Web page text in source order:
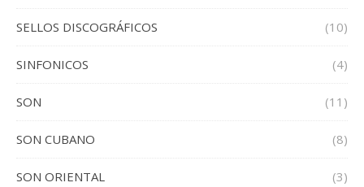
SELLOS DISCOGRÁFICOS (10)
SINFONICOS (4)
SON (11)
SON CUBANO (8)
SON ORIENTAL (3)